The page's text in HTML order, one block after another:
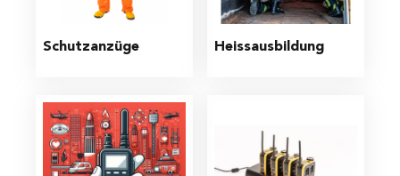
Schutzanzüge Heissausbildung